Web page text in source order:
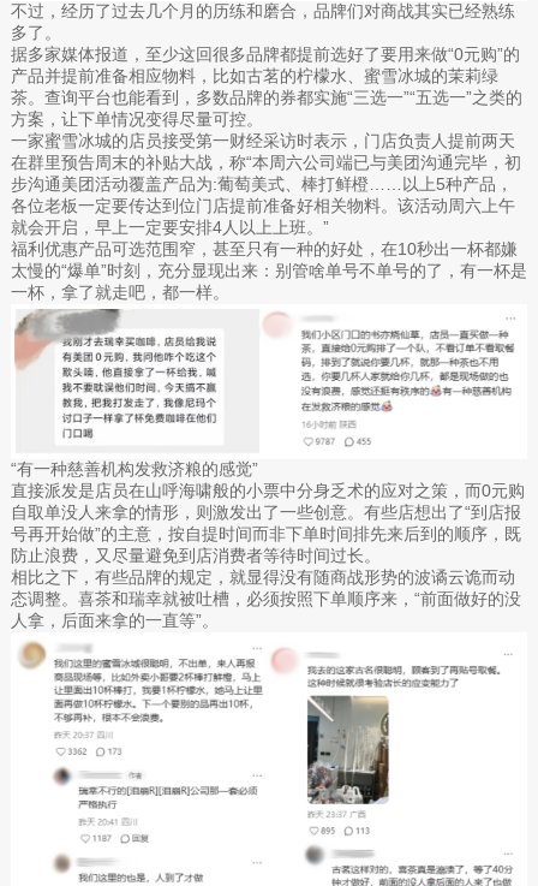
不过，经历了过去几个月的历练和磨合，品牌们对商战其实已经熟练
多了。
据多家媒体报道，至少这回很多品牌都提前选好了要用来做“0元购”的
产品并提前准备相应物料，比如古茗的柠檬水、蜜雪冰城的茉莉绿
茶。查询平台也能看到，多数品牌的券都实施“三选一”“五选一”之类的
方案，让下单情况变得尽量可控。
一家蜜雪冰城的店员接受第一财经采访时表示，门店负责人提前两天
在群里预告周末的补贴大战，称“本周六公司端已与美团沟通完毕，初
步沟通美团活动覆盖产品为:葡萄美式、棒打鲜橙……以上5种产品，
各位老板一定要传达到位门店提前准备好相关物料。该活动周六上午
就会开启，早上一定要安排4人以上上班。”
福利优惠产品可选范围窄，甚至只有一种的好处，在10秒出一杯都嫌
太慢的“爆单”时刻，充分显现出来：别管啥单号不单号的了，有一杯是
一杯，拿了就走吧，都一样。
“有一种慈善机构发救济粮的感觉”
直接派发是店员在山呼海啸般的小票中分身乏术的应对之策，而0元购
自取单没人来拿的情形，则激发出了一些创意。有些店想出了“到店报
号再开始做”的主意，按自提时间而非下单时间排先来后到的顺序，既
防止浪费，又尽量避免到店消费者等待时间过长。
相比之下，有些品牌的规定，就显得没有随商战形势的波谲云诡而动
态调整。喜茶和瑞幸就被吐槽，必须按照下单顺序来，“前面做好的没
人拿，后面来拿的一直等”。